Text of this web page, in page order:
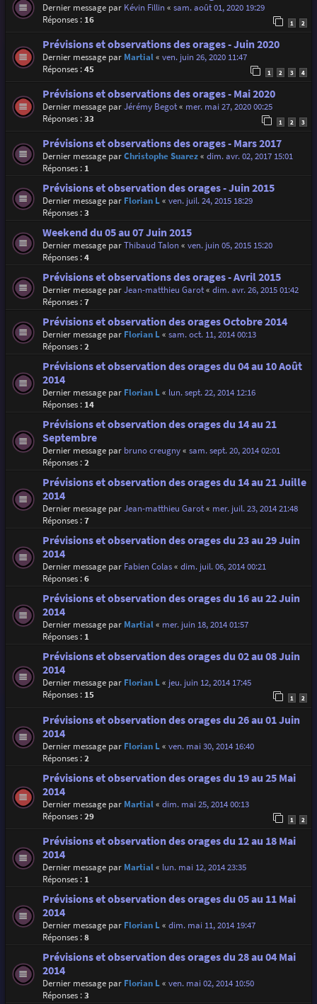
Dernier message par Kévin Fillin« sam. août 01, 2020 19:29
Réponses : 16 1 2
Prévisions et observations des orages - Juin 2020
Dernier message par Martial« ven. juin 26, 2020 11:47
Réponses :45 1 2 3 4
Prévisions et observations des orages - Mai 2020
Dernier message parJérémy Begot« mer. mai 27, 2020 00:25
Réponses :33 1 2 3
Prévisions et observations des orages - Mars 2017
Dernier message parChristophe Suarez« dim. avr. 02, 2017 15:01
Réponses : 1
Prévisions et observation des orages - Juin 2015
Dernier message par Florian L« ven. juil. 24, 2015 18:29
Réponses :3
Weekend du 05 au 07 Juin 2015
Dernier message parThibaud Talon« ven. juin 05, 2015 15:20
Réponses :4
Prévisions et observations des orages - Avril 2015
Dernier message parJean-matthieu Garot« dim. avr. 26, 2015 01:42
Réponses :7
Prévisions et observation des orages Octobre 2014
Dernier message par Florian L« sam. oct. 11, 2014 00:13
Réponses :2
Prévisions et observation des orages du 04 au 10 Août
2014
Dernier message par Florian L« lun. sept. 22, 2014 12:16
Réponses : 14
Prévisions et observation des orages du 14 au 21
Septembre
Dernier message par bruno creugny« sam. sept. 20, 2014 02:01
Réponses :2
Prévisions et observation des orages du 14 au 21 Juille
2014
Dernier message parJean-matthieu Garot« mer. juil. 23, 2014 21:48
Réponses :7
Prévisions et observation des orages du 23 au 29 Juin
2014
Dernier message par Fabien Colas« dim. juil. 06, 2014 00:21
Réponses :6
Prévisions et observation des orages du 16 au 22 Juin
2014
Dernier message par Martial« mer. juin 18, 2014 01:57
Réponses : 1
Prévisions et observation des orages du 02 au 08 Juin
2014
Dernier message par Florian L« jeu. juin 12, 2014 17:45
Réponses : 15 1 2
Prévisions et observation des orages du 26 au 01 Juin
2014
Dernier message par Florian L« ven. mai 30, 2014 16:40
Réponses :2
Prévisions et observation des orages du 19 au 25 Mai
2014
Dernier message par Martial« dim. mai 25, 2014 00:13
Réponses :29 1 2
Prévisions et observation des orages du 12 au 18 Mai
2014
Dernier message par Martial« lun. mai 12, 2014 23:35
Réponses : 1
Prévisions et observation des orages du 05 au 11 Mai
2014
Dernier message par Florian L« dim. mai 11, 2014 19:47
Réponses :8
Prévisions et observation des orages du 28 au 04 Mai
2014
Dernier message par Florian L« ven. mai 02, 2014 10:50
Réponses :3